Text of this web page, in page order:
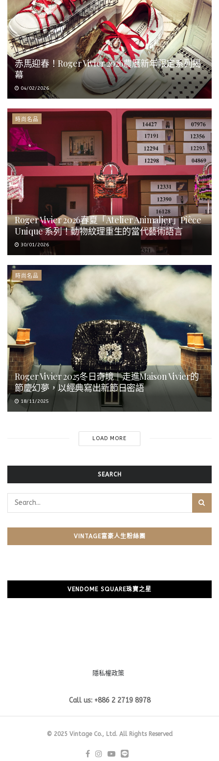
赤馬迎春！Roger Vivier 2026農曆新年限定系列揭
幕
04/02/2026
時尚名品
Roger Vivier 2026春夏「Atelier Animalier」Pièce
Unique 系列！動物紋理重生的當代藝術語言
30/01/2026
時尚名品
Roger Vivier 2025冬日奇境｜走進Maison Vivier的
節慶幻夢，以經典寫出新節日密語
18/11/2025
LOAD MORE
SEARCH
VINTAGE富豪人生粉絲團
VENDOME SQUARE珠寶之星
隱私權政策
Call us: +886 2 2719 8978
© 2025 Vintage Co., Ltd. All Rights Reserved